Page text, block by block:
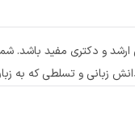
ارشد و دکتری مفید
زبانی‌ و تسلطی که به